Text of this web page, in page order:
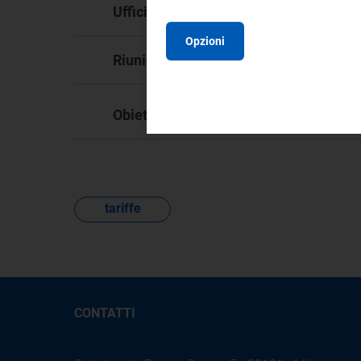
Ufficio responsabile:
Riunione:
Obiettivo Strategico:
tariffe
CONTATTI
Opzioni